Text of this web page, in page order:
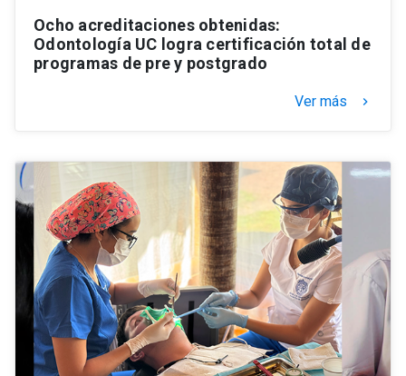
Ocho acreditaciones obtenidas:
Odontología UC logra certificación total de
programas de pre y postgrado
Ver más keyboard_arrow_right